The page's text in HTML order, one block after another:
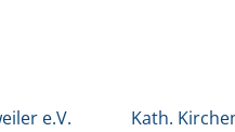
e.V. Kath.